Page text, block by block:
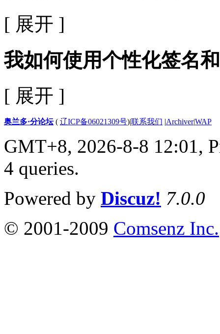
[ 展开 ]
我如何使用个性化签名
[ 展开 ]
奥兰多·分论坛( 辽ICP备06021309号)|联系我们 |Archiver|WAP
GMT+8, 2026-8-8 12:01,
4 queries.
Powered by Discuz! 7.0.0
© 2001-2009 Comsenz Inc.